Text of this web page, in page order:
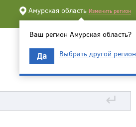
Амурская область Изменить регион
Ваш регион Амурская область?
Да Выбрать другой регион
↵